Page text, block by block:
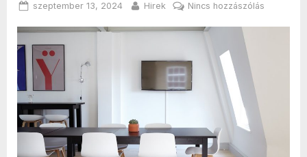
Posted
szeptember 13, 2024 By
Hirek Nincs hozzászólás